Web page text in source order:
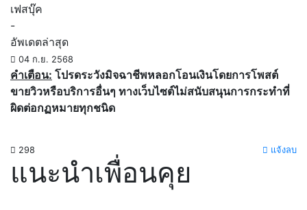
เฟสบุ๊ค
-
อัพเดตล่าสุด
04 ก.ย. 2568
คำเตือน: โปรดระวังมิจฉาชีพหลอกโอนเงินโดยการโพสต์
ขายวิวหรือบริการอื่นๆ ทางเว็บไซต์ไม่สนับสนุนการกระทำที่
ผิดต่อกฏหมายทุกชนิด
298 แจ้งลบ
แนะนำเพื่อนคุย